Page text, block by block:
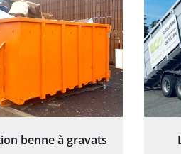
benne à gravats
Le
et